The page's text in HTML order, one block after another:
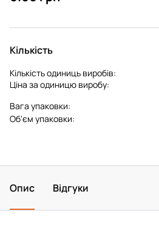
Кількість
Кількість одиниць виробів:
Ціна за одиницю виробу:
Вага упаковки:
Об'єм упаковки:
Опис Відгуки